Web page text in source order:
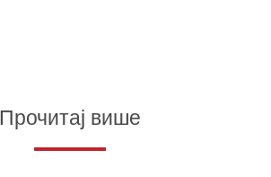
Прочитај више